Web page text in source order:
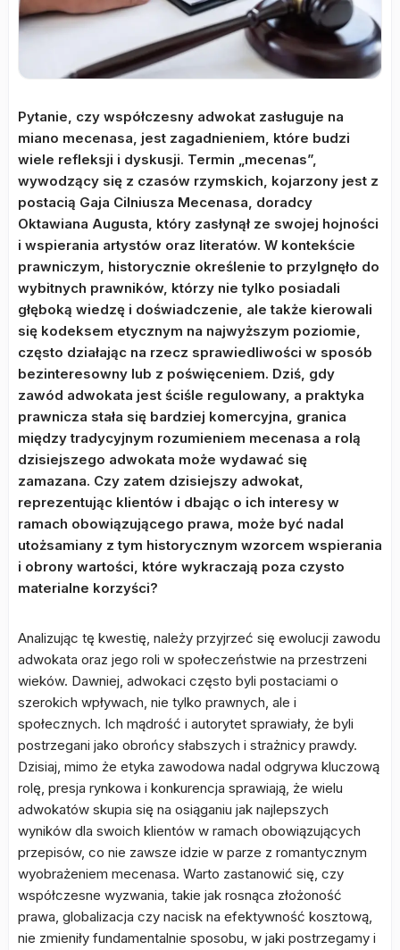
Pytanie, czy współczesny adwokat zasługuje na
miano mecenasa, jest zagadnieniem, które budzi
wiele refleksji i dyskusji. Termin „mecenas”,
wywodzący się z czasów rzymskich, kojarzony jest z
postacią Gaja Cilniusza Mecenasa, doradcy
Oktawiana Augusta, który zasłynął ze swojej hojności
i wspierania artystów oraz literatów. W kontekście
prawniczym, historycznie określenie to przylgnęło do
wybitnych prawników, którzy nie tylko posiadali
głęboką wiedzę i doświadczenie, ale także kierowali
się kodeksem etycznym na najwyższym poziomie,
często działając na rzecz sprawiedliwości w sposób
bezinteresowny lub z poświęceniem. Dziś, gdy
zawód adwokata jest ściśle regulowany, a praktyka
prawnicza stała się bardziej komercyjna, granica
między tradycyjnym rozumieniem mecenasa a rolą
dzisiejszego adwokata może wydawać się
zamazana. Czy zatem dzisiejszy adwokat,
reprezentując klientów i dbając o ich interesy w
ramach obowiązującego prawa, może być nadal
utożsamiany z tym historycznym wzorcem wspierania
i obrony wartości, które wykraczają poza czysto
materialne korzyści?
Analizując tę kwestię, należy przyjrzeć się ewolucji zawodu
adwokata oraz jego roli w społeczeństwie na przestrzeni
wieków. Dawniej, adwokaci często byli postaciami o
szerokich wpływach, nie tylko prawnych, ale i
społecznych. Ich mądrość i autorytet sprawiały, że byli
postrzegani jako obrońcy słabszych i strażnicy prawdy.
Dzisiaj, mimo że etyka zawodowa nadal odgrywa kluczową
rolę, presja rynkowa i konkurencja sprawiają, że wielu
adwokatów skupia się na osiąganiu jak najlepszych
wyników dla swoich klientów w ramach obowiązujących
przepisów, co nie zawsze idzie w parze z romantycznym
wyobrażeniem mecenasa. Warto zastanowić się, czy
współczesne wyzwania, takie jak rosnąca złożoność
prawa, globalizacja czy nacisk na efektywność kosztową,
nie zmieniły fundamentalnie sposobu, w jaki postrzegamy i